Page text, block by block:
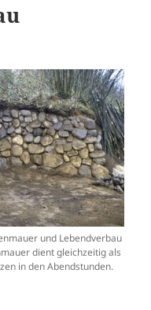
und Lebendverbau
dient gleichzeitig als
in den Abendstunden.